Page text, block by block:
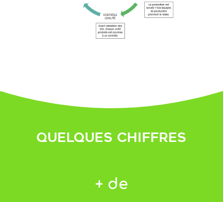
Quelques chiffres
+ de